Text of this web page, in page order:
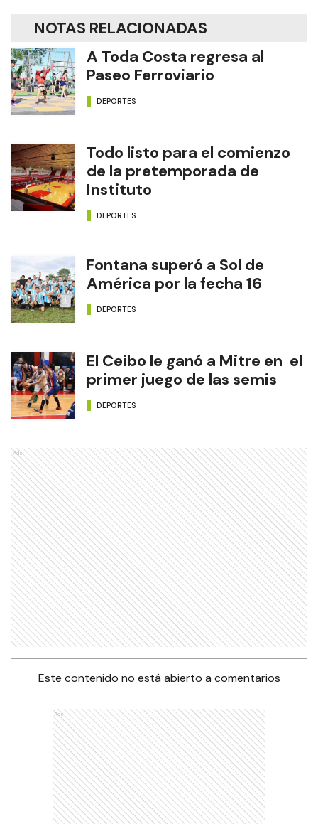
NOTAS RELACIONADAS
A Toda Costa regresa al
Paseo Ferroviario
DEPORTES
Todo listo para el comienzo
de la pretemporada de
Instituto
DEPORTES
Fontana superó a Sol de
América por la fecha 16
DEPORTES
El Ceibo le ganó a Mitre en el
primer juego de las semis
DEPORTES
Ads
Este contenido no está abierto a comentarios
Ads